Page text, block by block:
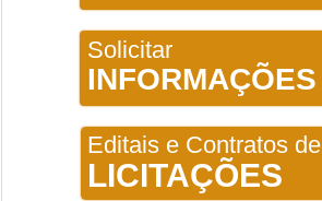
Solicitar
INFORMAÇÕES
Editais e Contratos de
LICITAÇÕES